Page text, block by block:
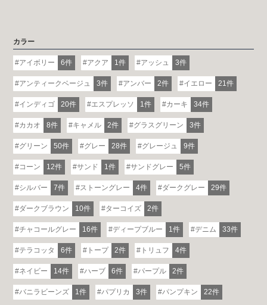
カラー
アイボリー 6件 アクア 1件 アッシュ 3件
アンティークベージュ 3件 アンバー 2件 イエロー 21件
インディゴ 20件 エスプレッソ 1件 カーキ 34件
カカオ 8件 キャメル 2件 グラスグリーン 3件
グリーン 50件 グレー 28件 グレージュ 9件
コーン 12件 サンド 1件 サンドグレー 5件
シルバー 7件 ストーングレー 4件 ダークグレー 29件
ダークブラウン 10件 ターコイズ 2件
チャコールグレー 16件 ディープブルー 1件 デニム 33件
テラコッタ 6件 トープ 2件 トリュフ 4件
ネイビー 14件 ハーブ 6件 パープル 2件
バニラビーンズ 1件 パプリカ 3件 パンプキン 22件